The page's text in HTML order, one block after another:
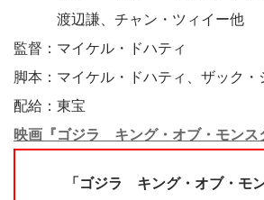
渡辺謙、チャン・ツィイー他
監督：マイケル・ドハティ
脚本：マイケル・ドハティ、ザック・
配給：東宝
映画『ゴジラ キング・オブ・モンス
「ゴジラ キング・オブ・モ